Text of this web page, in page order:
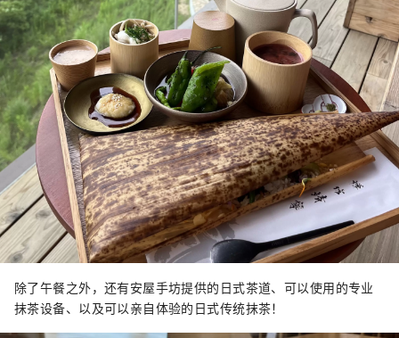
除了午餐之外，还有安屋手坊提供的日式茶道、可以使用的专业
抹茶设备、以及可以亲自体验的日式传统抹茶！